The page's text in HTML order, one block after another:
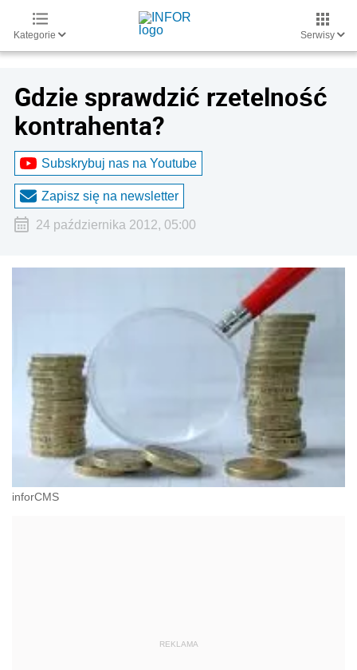
Kategorie Serwisy
Gdzie sprawdzić rzetelność
kontrahenta?
Subskrybuj nas na Youtube
Zapisz się na newsletter
24 października 2012, 05:00
inforCMS